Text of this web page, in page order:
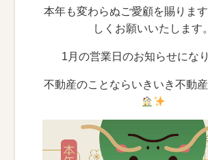
本年も変わらぬご愛顧を賜りま
しくお願いいたします。
1月の営業日のお知らせにな
不動産のことならいきいき不動